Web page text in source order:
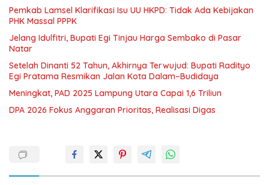
Pemkab Lamsel Klarifikasi Isu UU HKPD: Tidak Ada Kebijakan
PHK Massal PPPK
Jelang Idulfitri, Bupati Egi Tinjau Harga Sembako di Pasar
Natar
Setelah Dinanti 52 Tahun, Akhirnya Terwujud: Bupati Radityo
Egi Pratama Resmikan Jalan Kota Dalam–Budidaya
Meningkat, PAD 2025 Lampung Utara Capai 1,6 Triliun
DPA 2026 Fokus Anggaran Prioritas, Realisasi Digas